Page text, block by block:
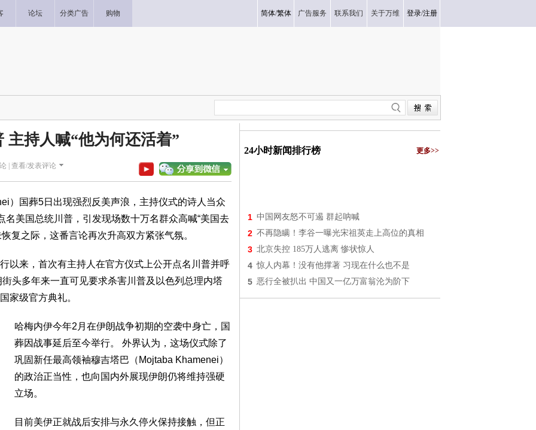
论坛 分类广告 购物 简体/繁体 广告服务 联系我们 关于万维 登录/注册
主持人喊“他为何还活着”
| 查看/发表评论
）国葬5日出现强烈反美声浪，主持仪式的诗人当众
名美国总统川普，引发现场数十万名群众高喊“美国去
复之际，这番言论再次升高双方紧张气氛。
以来，首次有主持人在官方仪式上公开点名川普并呼
头多年来一直可见要求杀害川普及以色列总理内塔
家级官方典礼。
哈梅内伊今年2月在伊朗战争初期的空袭中身亡，国
葬因战事延后至今举行。 外界认为，这场仪式除了
巩固新任最高领袖穆吉塔巴（Mojtaba Khamenei）
的政治正当性，也向国内外展现伊朗仍将维持强硬
立场。
目前美伊正就战后安排与永久停火保持接触，但正
24小时新闻排行榜 更多>>
1 中国网友怒不可遏 群起呐喊
2 不再隐瞒！李谷一曝光宋祖英走上高位的真相
3 北京失控 185万人逃离 惨状惊人
4 惊人内幕！没有他撑著 习现在什么也不是
5 恶行全被扒出 中国又一亿万富翁沦为阶下